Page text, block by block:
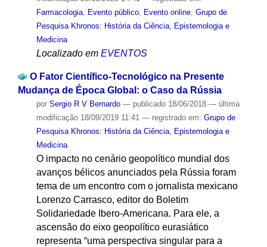
Farmacologia, Evento público, Evento online, Grupo de
Pesquisa Khronos: História da Ciência, Epistemologia e
Medicina
Localizado em EVENTOS
O Fator Científico-Tecnológico na Presente
Mudança de Época Global: o Caso da Rússia
por Sergio R V Bernardo — publicado18/06/2018 — última
modificação18/09/2019 11:41 — registrado em: Grupo de
Pesquisa Khronos: História da Ciência, Epistemologia e
Medicina
O impacto no cenário geopolítico mundial dos
avanços bélicos anunciados pela Rússia foram
tema de um encontro com o jornalista mexicano
Lorenzo Carrasco, editor do Boletim
Solidariedade Ibero-Americana. Para ele, a
ascensão do eixo geopolítico eurasiático
representa “uma perspectiva singular para a